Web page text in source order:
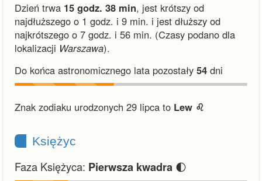
Dzień trwa 15 godz. 38 min, jest krótszy od
najdłuższego o 1 godz. i 9 min. i jest dłuższy od
najkrótszego o 7 godz. i 56 min. (Czasy podano dla
lokalizacji Warszawa).
Do końca astronomicznego lata pozostały 54 dni
Znak zodiaku urodzonych 29 lipca to Lew ♌︎
Księżyc
Faza Księżyca: Pierwsza kwadra 🌓